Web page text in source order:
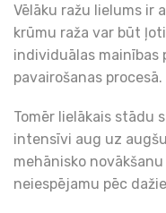
Vēlāku ražu lielums ir
krūmu raža var būt
individuālas mainības
pavairošanas procesā.
Tomēr lielākais stādu
intensīvi aug uz
mehānisko
neiespējamu pēc